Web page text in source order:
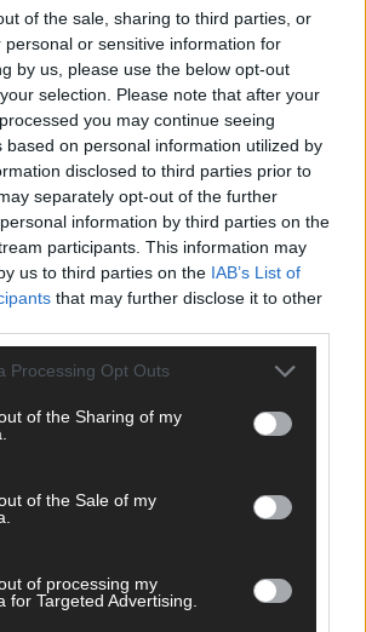
of the sale, sharing to third parties, or
personal or sensitive information for
by us, please use the below opt-out
selection. Please note that after your
you may continue seeing
based on personal information utilized by
disclosed to third parties prior to
separately opt-out of the further
information by third parties on the
participants. This information may
us to third parties on the IAB’s List of
that may further disclose it to other
Processing Opt Outs
of the Sharing of my
of the Sale of my
of processing my
for Targeted Advertising.